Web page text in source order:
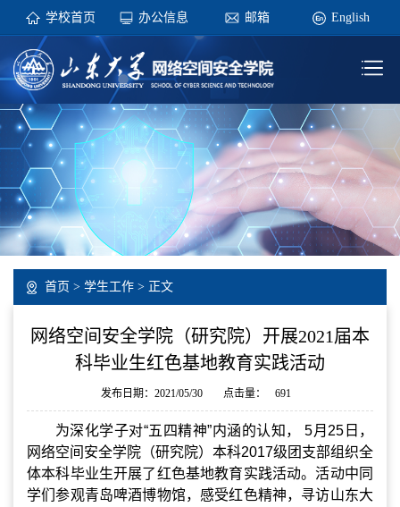
学校首页 办公信息 邮箱 English
首页 > 学生工作 > 正文
网络空间安全学院（研究院）开展2021届本
科毕业生红色基地教育实践活动
发布日期：2021/05/30 点击量： 691
为深化学子对“五四精神”内涵的认知，5月 25 日，
网络空间安全学院（研究院）本科2017级团支部组织全
体本科毕业生开展了红色基地教育实践活动。活动中同
学们参观青岛啤酒博物馆，感受红色精神，寻访山东大